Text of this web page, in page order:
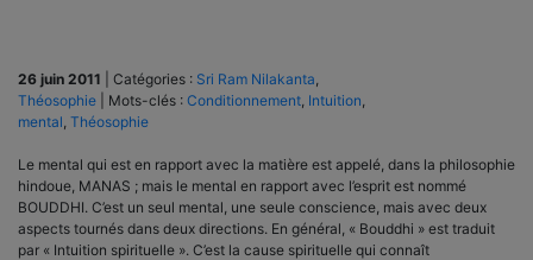
26 juin 2011 Catégories : Sri Ram Nilakanta
Théosophie
Mots-clés : Conditionnement Intuition
mental Théosophie
Le mental qui est en rapport avec la matière est appelé, dans la philosophie
hindoue, MANAS ; mais le mental en rapport avec l’esprit est nommé
BOUDDHI. C’est un seul mental, une seule conscience, mais avec deux
aspects tournés dans deux directions. En général, « Bouddhi » est traduit
par « Intuition spirituelle ». C’est la cause spirituelle qui connaît